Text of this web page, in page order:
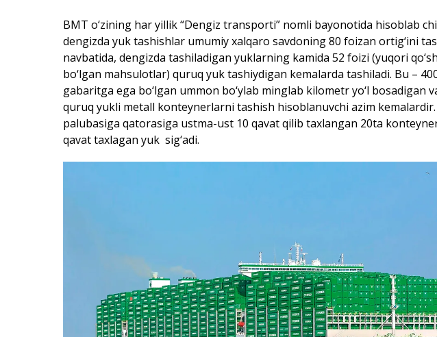
BMT o‘zining har yillik “Dengiz transporti” nomli bayonotida hisoblab
dengizda yuk tashishlar umumiy xalqaro savdoning 80 foizan ortig‘ini
navbatida, dengizda tashiladigan yuklarning kamida 52 foizi (yuqori
bo‘lgan mahsulotlar) quruq yuk tashiydigan kemalarda tashiladi. Bu –
gabaritga ega bo‘lgan ummon bo‘ylab minglab kilometr yo‘l bosadigan
quruq yukli metall konteynerlarni tashish hisoblanuvchi azim
palubasiga qatorasiga ustma-ust 10 qavat qilib taxlangan 20ta
qavat taxlagan yuk sig‘adi.